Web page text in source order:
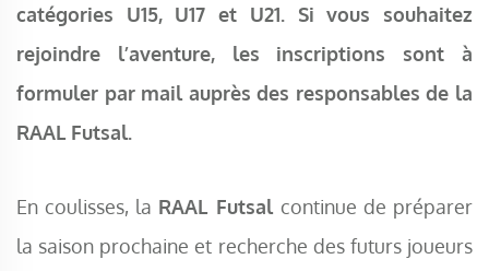
catégories U15, U17 et U21. Si vous souhaitez
rejoindre l’aventure, les inscriptions sont à
formuler par mail auprès des responsables de la
RAAL Futsal.
En coulisses, la RAAL Futsal continue de préparer
la saison prochaine et recherche des futurs joueurs